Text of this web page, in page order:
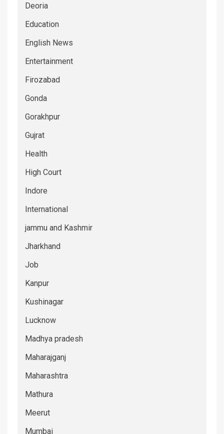
Deoria
Education
English News
Entertainment
Firozabad
Gonda
Gorakhpur
Gujrat
Health
High Court
Indore
International
jammu and Kashmir
Jharkhand
Job
Kanpur
Kushinagar
Lucknow
Madhya pradesh
Maharajganj
Maharashtra
Mathura
Meerut
Mumbai